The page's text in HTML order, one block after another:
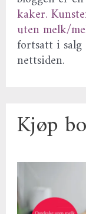
kaker.
uten melk/
fortsatt i salg
nettsiden.
Kjøp